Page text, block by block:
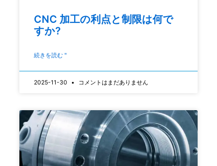
CNC 加工の利点と制限は何で
すか?
続きを読む "
2025-11-30 コメントはまだありません